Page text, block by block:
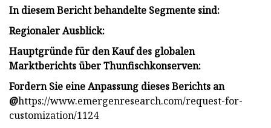
In diesem Bericht behandelte Segmente sind:
Regionaler Ausblick:
Hauptgründe für den Kauf des globalen
Marktberichts über Thunfischkonserven:
Fordern Sie eine Anpassung dieses Berichts an
@https://www.emergenresearch.com/request-for-
customization/1124